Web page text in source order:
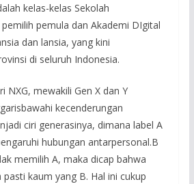
kelas-kelas Sekolah
pemula dan Akademi DIgital
dan lansia, yang kini
di seluruh Indonesia.
NXG, mewakili Gen X dan Y
kecenderungan
ciri generasinya, dimana label A
hubungan antarpersonal.B
memilih A, maka dicap bahwa
kaum yang B. Hal ini cukup